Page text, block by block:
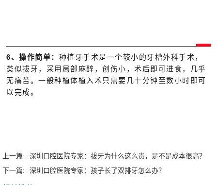
6、操作简单： 种植牙手术是一个较小的牙槽外科手术，
类似拔牙，采用局部麻醉，创伤小，术后即可进食，几乎
无痛苦。一般种植体植入术只需要几十分钟至数小时即可
以完成。
上一篇:
深圳口腔医院专家：拔牙为什么这么贵，是不是成本很高？
下一篇:
深圳口腔医院专家：孩子长了双排牙怎么办？